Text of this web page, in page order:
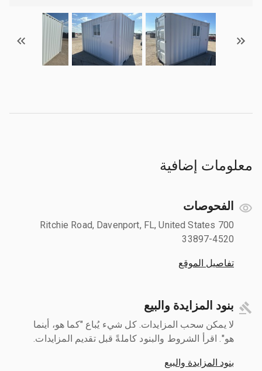
معلومات إضافية
الفحوصات
700 Ritchie Road, Davenport, FL, United States
33897-4520
تفاصيل الموقع
بنود المزايدة والبيع
لا يمكن سحب المزايدات. كل شيء يُباع "كما هو، أينما
هو". اقرأ الشروط والبنود كاملةً قبل تقديم المزايدات.
بنود المزايدة والبيع